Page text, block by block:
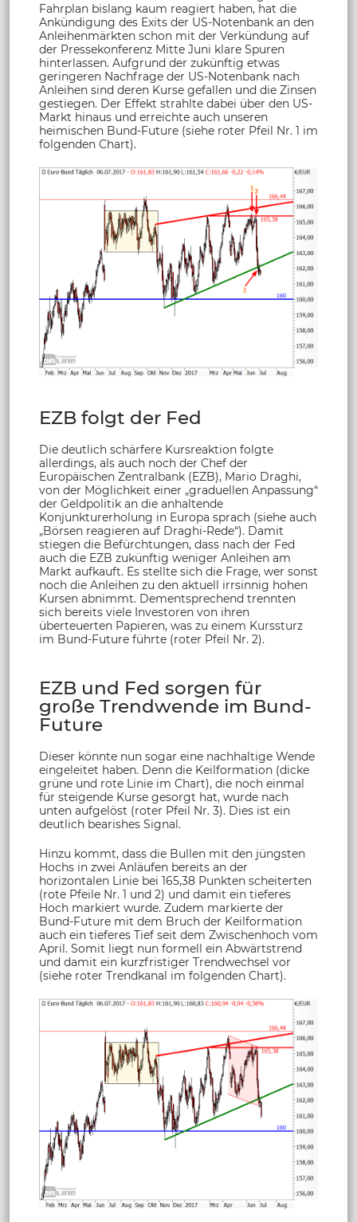
Fahrplan bislang kaum reagiert haben, hat die
Ankündigung des Exits der US-Notenbank an den
Anleihenmärkten schon mit der Verkündung auf
der Pressekonferenz Mitte Juni klare Spuren
hinterlassen. Aufgrund der zukünftig etwas
geringeren Nachfrage der US-Notenbank nach
Anleihen sind deren Kurse gefallen und die Zinsen
gestiegen. Der Effekt strahlte dabei über den US-
Markt hinaus und erreichte auch unseren
heimischen Bund-Future (siehe roter Pfeil Nr. 1 im
folgenden Chart).
EZB folgt der Fed
Die deutlich schärfere Kursreaktion folgte
allerdings, als auch noch der Chef der
Europäischen Zentralbank (EZB), Mario Draghi,
von der Möglichkeit einer „graduellen Anpassung“
der Geldpolitik an die anhaltende
Konjunkturerholung in Europa sprach (siehe auch
„Börsen reagieren auf Draghi-Rede“). Damit
stiegen die Befürchtungen, dass nach der Fed
auch die EZB zukünftig weniger Anleihen am
Markt aufkauft. Es stellte sich die Frage, wer sonst
noch die Anleihen zu den aktuell irrsinnig hohen
Kursen abnimmt. Dementsprechend trennten
sich bereits viele Investoren von ihren
überteuerten Papieren, was zu einem Kurssturz
im Bund-Future führte (roter Pfeil Nr. 2).
EZB und Fed sorgen für
große Trendwende im Bund-
Future
Dieser könnte nun sogar eine nachhaltige Wende
eingeleitet haben. Denn die Keilformation (dicke
grüne und rote Linie im Chart), die noch einmal
für steigende Kurse gesorgt hat, wurde nach
unten aufgelöst (roter Pfeil Nr. 3). Dies ist ein
deutlich bearishes Signal.
Hinzu kommt, dass die Bullen mit den jüngsten
Hochs in zwei Anläufen bereits an der
horizontalen Linie bei 165,38 Punkten scheiterten
(rote Pfeile Nr. 1 und 2) und damit ein tieferes
Hoch markiert wurde. Zudem markierte der
Bund-Future mit dem Bruch der Keilformation
auch ein tieferes Tief seit dem Zwischenhoch vom
April. Somit liegt nun formell ein Abwärtstrend
und damit ein kurzfristiger Trendwechsel vor
(siehe roter Trendkanal im folgenden Chart).